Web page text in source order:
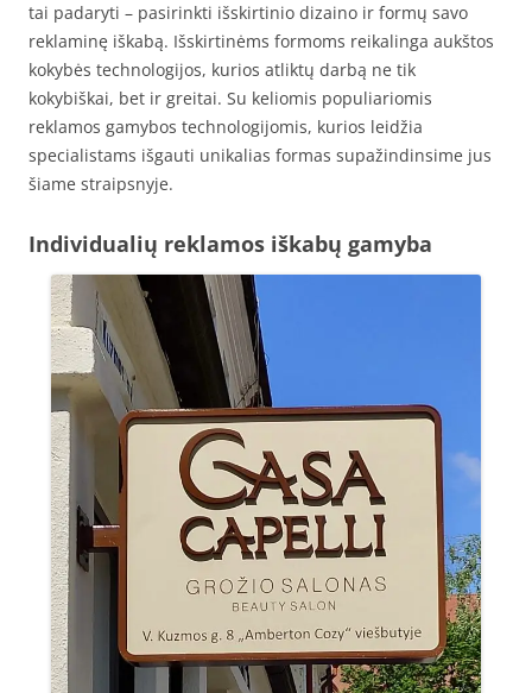
tai padaryti – pasirinkti išskirtinio dizaino ir formų savo
reklaminę iškabą. Išskirtinėms formoms reikalinga aukštos
kokybės technologijos, kurios atliktų darbą ne tik
kokybiškai, bet ir greitai. Su keliomis populiariomis
reklamos gamybos technologijomis, kurios leidžia
specialistams išgauti unikalias formas supažindinsime jus
šiame straipsnyje.
Individualių reklamos iškabų gamyba